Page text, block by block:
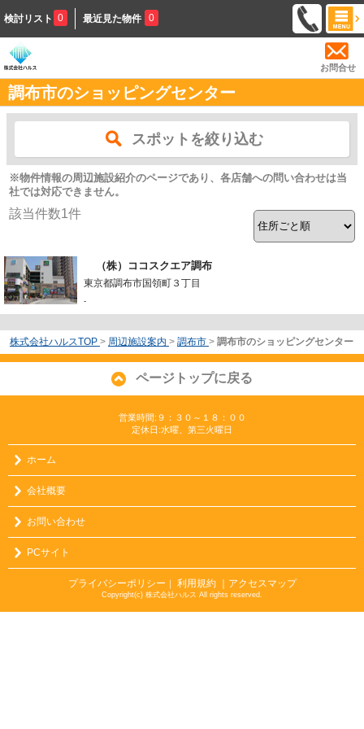
検討リスト 0 最近見た物件 0
お問合せ
調布市のショッピングセンター
スポットを絞り込む
※物件情報の周辺施設紹介のページであり、各店舗への問い合わせは当
社では対応できません。
該当件数1件
（株）ココスクエア調布
東京都調布市国領町３丁目
-
株式会社ハルスTOP > 周辺施設案内 > 調布市 > 調布市のショッピングセンター
ページトップに戻る
営業時間:９：３０～１８：００
定休日:水曜、第三火曜日
ホーム
会社概要
お問い合わせ
PCサイト
プライバシーポリシー ｜ 利用規約 ｜アクセスマップ
Copyright(c) 株式会社ハルス All rights reserved.